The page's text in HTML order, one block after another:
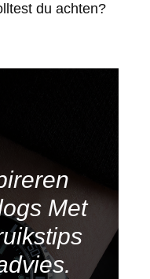
du achten?
Met